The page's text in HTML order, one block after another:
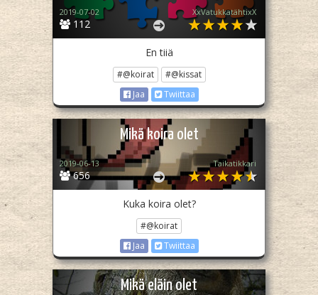
112
2019-07-02 XxVatukkatähtixX
En tiiä
#@koirat
#@kissat
Jaa
Twiittaa
Mikä koira olet
656
2019-06-13 Taikatikkari
Kuka koira olet?
#@koirat
Jaa
Twiittaa
Mikä eläin olet